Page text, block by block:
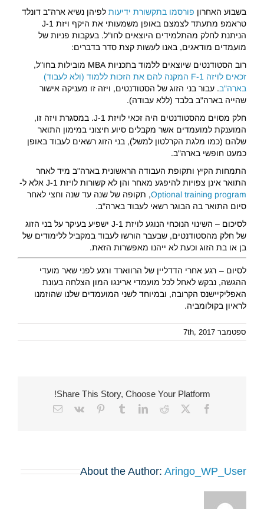
בשבוע האחרון פורסמו בתקשורת ידיעות לפיהן נשיא ארה"ב דונלד
טראמפ מתעתד לצמצם באופן משמעותי את היקף ויזת 1-J
הניתנת לחלק מהתלמידים היוצאים לחו"ל. בעקבות פניות של
מועמדים מודאגים, באנו לעשות קצת סדר בדברים:
רוב הסטודנטים שיוצאים ללמוד בתכניות MBA מובילות בחו"ל,
זכאים לויזה 1-F המקנה להם את הזכות ללמוד (ולא לעבוד)
בארה"ב. עבור בני הזוג של הסטודנטים, ויזה זו מעניקה אישור
שהייה בארה"ב בלבד (ללא עבודה).
חלק מסוים מהסטודנטים היה זכאי לויזת J-1. במסגרת ויזה זו,
המוענקת למועמדים אשר מקבלים סיוע חיצוני במימון התואר
שלהם (כמו מלגת הקרלטון למשל), בני הזוג רשאים לעבוד באופן
כמעט חופשי בארה"ב.
התמחות הקיץ ותקופת העבודה הראשונית בארה"ב מיד לאחר
התואר אינן צפויות להיפגע מאחר והן לא קשורות לויזת J-1 אלא ל-
Optional training program, תקופה של שנה עד שנה וחצי לאחר
סיום התואר בה הבוגר רשאי לעבוד בארה"ב.
לסיכום – השינוי הנוכחי הנוגע לויזת J-1 ישפיע בעיקר על בני הזוג
של חלק מהסטודנטים, שבעבר הורשו לעבוד במקביל ללימודים של
בן או בת הזוג וכעת לא ייהנו מאפשרות הזאת.
לסיום – רגע אחרי הדדליין של הרווארד ורגע לפני שאר מועדי
ההגשה, נבקש לאחל לכל מועמדי ארינגו המון הצלחה בעונת
האפליקיישנס הקרובה, ובמיוחד לשני המועמדים שלנו שהוזמנו
לראיון בקולומביה.
ספטמבר 7th, 2017
Share This Story, Choose Your Platform!
Facebook
X
Reddit
LinkedIn
Tumblr
Pinterest
Vk
Email
About the Author: Aringo_WP_User